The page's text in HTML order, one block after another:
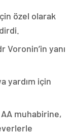
özel olarak
yanı
yardım için
muhabirine,